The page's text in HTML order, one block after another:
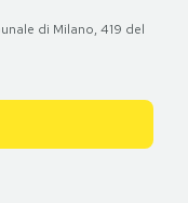
di Milano, 419 del